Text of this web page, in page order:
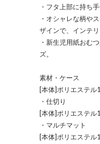
・フタ上部に持ち
・オシャレな柄や
ザインで、インテ
・新生児用紙おむ
ズ。
素材・ケース
[本体]ポリエステ
・仕切り
[本体]ポリエステ
・マルチマット
[本体]ポリエステル